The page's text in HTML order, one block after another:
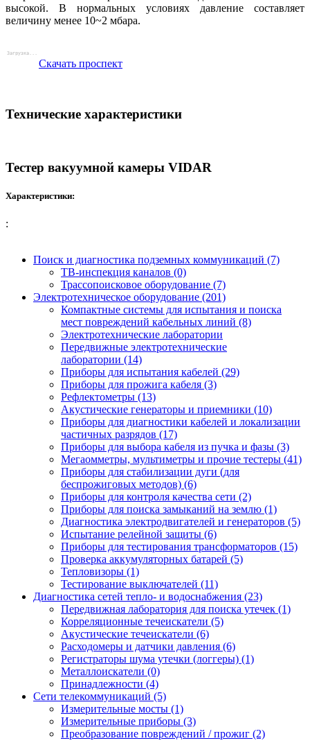
высокой. В нормальных условиях давление составляет
величину менее 10~2 мбара.
Скачать проспект
Технические характеристики
Тестер вакуумной камеры VIDAR
Характеристики:
:
Поиск и диагностика подземных коммуникаций (7)
ТВ-инспекция каналов (0)
Трассопоисковое оборудование (7)
Электротехническое оборудование (201)
Компактные системы для испытания и поиска
мест повреждений кабельных линий (8)
Электротехнические лаборатории
Передвижные электротехнические
лаборатории (14)
Приборы для испытания кабелей (29)
Приборы для прожига кабеля (3)
Рефлектометры (13)
Акустические генераторы и приемники (10)
Приборы для диагностики кабелей и локализации
частичных разрядов (17)
Приборы для выбора кабеля из пучка и фазы (3)
Мегаомметры, мультиметры и прочие тестеры (41)
Приборы для стабилизации дуги (для
беспрожиговых методов) (6)
Приборы для контроля качества сети (2)
Приборы для поиска замыканий на землю (1)
Диагностика электродвигателей и генераторов (5)
Испытание релейной защиты (6)
Приборы для тестирования трансформаторов (15)
Проверка аккумуляторных батарей (5)
Тепловизоры (1)
Тестирование выключателей (11)
Диагностика сетей тепло- и водоснабжения (23)
Передвижная лаборатория для поиска утечек (1)
Корреляционные течеискатели (5)
Акустические течеискатели (6)
Расходомеры и датчики давления (6)
Регистраторы шума утечки (логгеры) (1)
Металлоискатели (0)
Принадлежности (4)
Сети телекоммуникаций (5)
Измерительные мосты (1)
Измерительные приборы (3)
Преобразование повреждений / прожиг (2)